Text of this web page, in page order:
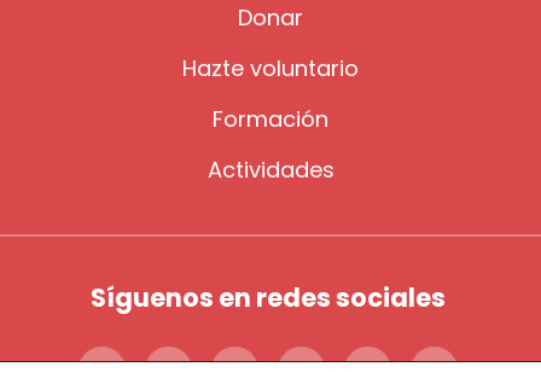
Donar
Hazte voluntario
Formación
Actividades
Síguenos en redes sociales